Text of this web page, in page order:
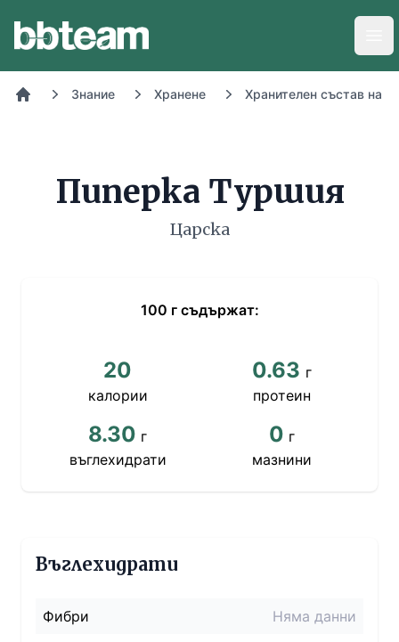
Знание Хранене Хранителен състав на
Пиперка Туршия
Царска
100 г съдържат:
20
калории
0.63 г
протеин
8.30 г
въглехидрати
0 г
мазнини
Въглехидрати
Фибри
Няма данни